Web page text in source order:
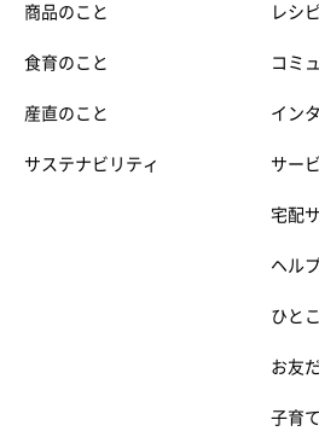
商品のこと
食育のこと
産直のこと
サステナビリティ
レシピ
コミ
イン
サー
宅配
ヘル
ひと
お友
子育